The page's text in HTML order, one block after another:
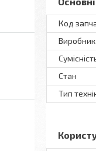
Код
Виробник
Стан
Тип